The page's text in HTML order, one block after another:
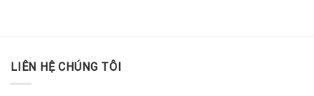
LIÊN HỆ CHÚNG TÔI